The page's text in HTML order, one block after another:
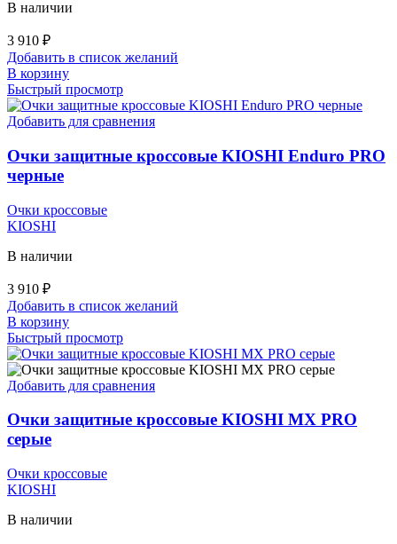
В наличии
3 910 ₽
Добавить в список желаний
В корзину
Быстрый просмотр
Добавить для сравнения
Очки защитные кроссовые KIOSHI Enduro PRO
черные
Очки кроссовые
KIOSHI
В наличии
3 910 ₽
Добавить в список желаний
В корзину
Быстрый просмотр
Добавить для сравнения
Очки защитные кроссовые KIOSHI MX PRO
серые
Очки кроссовые
KIOSHI
В наличии